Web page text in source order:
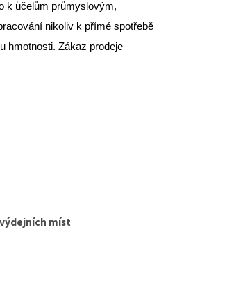
k ůčelům průmyslovým,
nikoliv k přímé spotřebě
hmotnosti. Zákaz prodeje
míst